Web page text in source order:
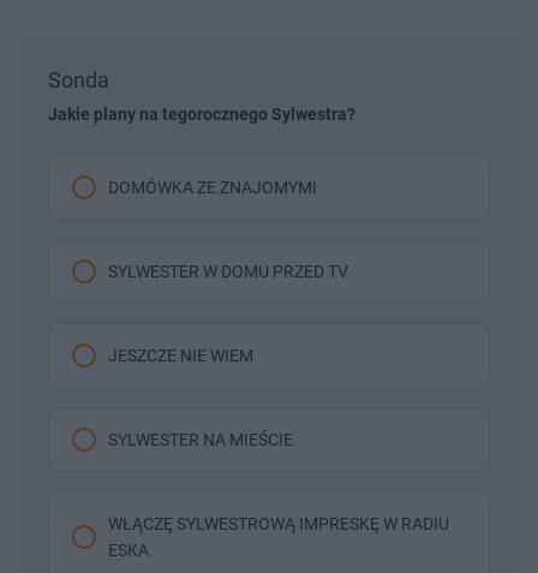
Sonda
Jakie plany na tegorocznego Sylwestra?
DOMÓWKA ZE ZNAJOMYMI
SYLWESTER W DOMU PRZED TV
JESZCZE NIE WIEM
SYLWESTER NA MIEŚCIE
WŁĄCZĘ SYLWESTROWĄ IMPRESKĘ W RADIU
ESKA